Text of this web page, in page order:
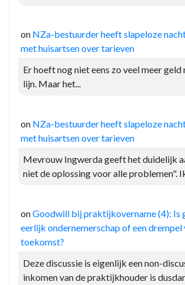
on NZa-bestuurder heeft slapeloze
met huisartsen over tarieven
Er hoeft nog niet eens zo veel meer geld
lijn. Maar het...
on NZa-bestuurder heeft slapeloze
met huisartsen over tarieven
Mevrouw Ingwerda geeft het duidelijk
niet de oplossing voor alle problemen".
onGoodwill bij praktijkovername (4): Is
eerlijk ondernemerschap of een drempel
toekomst?
Deze discussie is eigenlijk een non-
inkomen van de praktijkhouder is